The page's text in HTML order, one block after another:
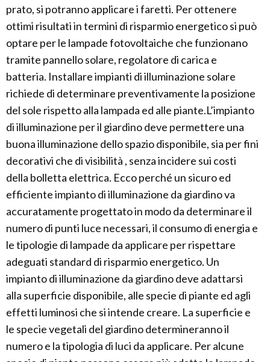
prato, si potranno applicare i faretti. Per ottenere
ottimi risultati in termini di risparmio energetico si può
optare per le lampade fotovoltaiche che funzionano
tramite pannello solare, regolatore di carica e
batteria. Installare impianti di illuminazione solare
richiede di determinare preventivamente la posizione
del sole rispetto alla lampada ed alle piante.L’impianto
di illuminazione per il giardino deve permettere una
buona illuminazione dello spazio disponibile, sia per fini
decorativi che di visibilità , senza incidere sui costi
della bolletta elettrica. Ecco perché un sicuro ed
efficiente impianto di illuminazione da giardino va
accuratamente progettato in modo da determinare il
numero di punti luce necessari, il consumo di energia e
le tipologie di lampade da applicare per rispettare
adeguati standard di risparmio energetico. Un
impianto di illuminazione da giardino deve adattarsi
alla superficie disponibile, alle specie di piante ed agli
effetti luminosi che si intende creare. La superficie e
le specie vegetali del giardino determineranno il
numero e la tipologia di luci da applicare. Per alcune